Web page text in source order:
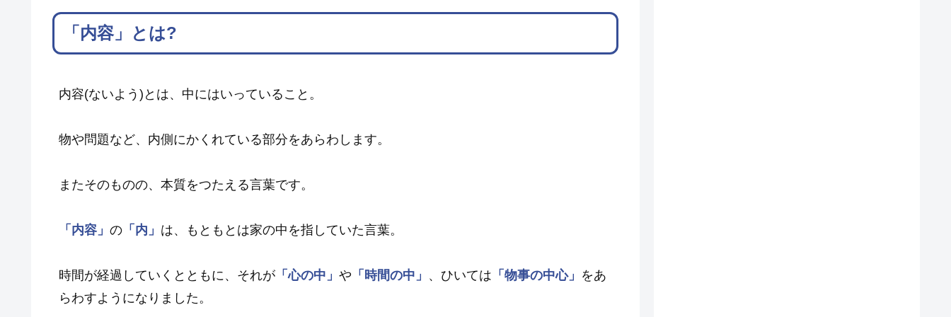
「内容」とは?
内容(ないよう)とは、中にはいっていること。
物や問題など、内側にかくれている部分をあらわします。
またそのものの、本質をつたえる言葉です。
「内容」 の 「内」 は、もともとは家の中を指していた言葉。
時間が経過していくとともに、それが 「心の中」 や 「時間の中」 、ひいては 「物事の中心」 をあ
らわすようになりました。